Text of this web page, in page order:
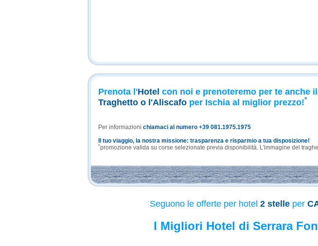
Prenota l'Hotel con noi e prenoteremo per te anche il
Traghetto o l'Aliscafo per Ischia al miglior prezzo!*
Per informazioni chiamaci al numero +39 081.1975.1975
Il tuo viaggio, la nostra missione: trasparenza e risparmio a tua disposizione!
*promozione valida su corse selezionate previa disponibilità. L'immagine del
Seguono le offerte per hotel 2 stelleper
I Migliori Hotel di Serrara